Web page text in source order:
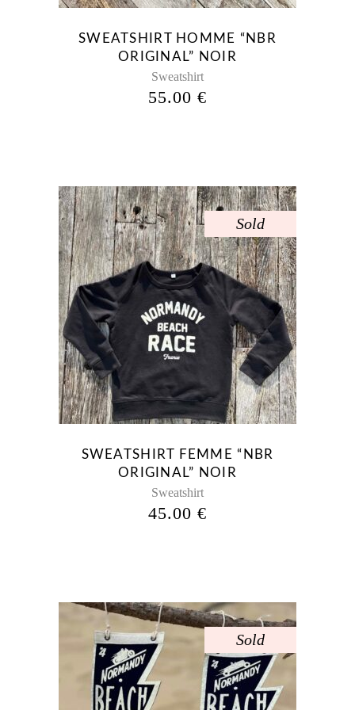
peuvent
choisies
sur
la
page
SWEATSHIRT HOMME “NBR
ORIGINAL” NOIR
Sweatshirt
55.00€
Sold
produit
a
plusieurs
variations.
Les
options
peuvent
choisies
sur
la
page
SWEATSHIRT FEMME “NBR
ORIGINAL” NOIR
Sweatshirt
45.00€
Sold